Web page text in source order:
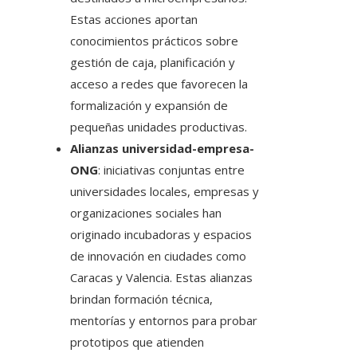
Estas acciones aportan
conocimientos prácticos sobre
gestión de caja, planificación y
acceso a redes que favorecen la
formalización y expansión de
pequeñas unidades productivas.
Alianzas universidad-empresa-
ONG: iniciativas conjuntas entre
universidades locales, empresas y
organizaciones sociales han
originado incubadoras y espacios
de innovación en ciudades como
Caracas y Valencia. Estas alianzas
brindan formación técnica,
mentorías y entornos para probar
prototipos que atienden